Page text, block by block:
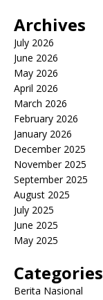
Archives
July 2026
June 2026
May 2026
April 2026
March 2026
February 2026
January 2026
December 2025
November 2025
September 2025
August 2025
July 2025
June 2025
May 2025
Categories
Berita Nasional